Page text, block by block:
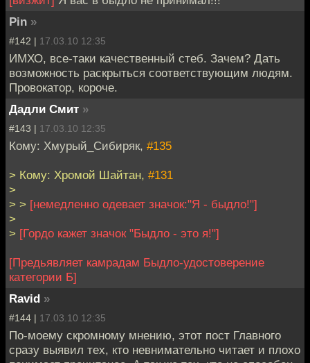
Pin »
#142 | 17.03.10 12:35
ИМХО, все-таки качественный стеб. Зачем? Дать
возможность раскрыться соответствующим людям.
Провокатор, короче.
Дадли Смит »
#143 | 17.03.10 12:35
Кому: Хмурый_Сибиряк, #135
> Кому: Хромой Шайтан, #131
>
> > [немедленно одевает значок:"Я - быдло!"]
>
> [Гордо кажет значок "Быдло - это я!"]
[Предьявляет камрадам Быдло-удостоверение
категории Б]
Ravid »
#144 | 17.03.10 12:35
По-моему скромному мнению, этот пост Главного
сразу выявил тех, кто невнимательно читает и плохо